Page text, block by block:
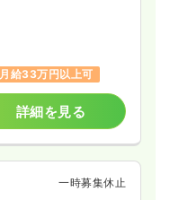
月給33万円以上可
詳細を見る
一時募集休止